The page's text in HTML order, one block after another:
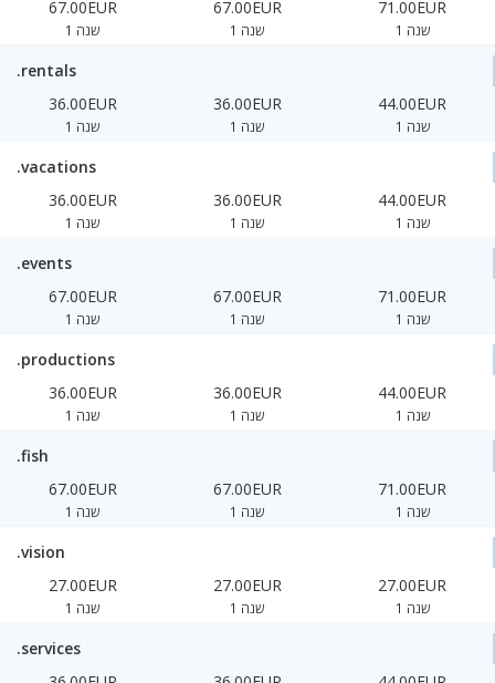
67.00EUR
1 שנה
67.00EUR
1 שנה
71.00EUR
1 שנה
.rentals
36.00EUR
1 שנה
36.00EUR
1 שנה
44.00EUR
1 שנה
.vacations
36.00EUR
1 שנה
36.00EUR
1 שנה
44.00EUR
1 שנה
.events
67.00EUR
1 שנה
67.00EUR
1 שנה
71.00EUR
1 שנה
.productions
36.00EUR
1 שנה
36.00EUR
1 שנה
44.00EUR
1 שנה
.fish
67.00EUR
1 שנה
67.00EUR
1 שנה
71.00EUR
1 שנה
.vision
27.00EUR
1 שנה
27.00EUR
1 שנה
27.00EUR
1 שנה
.services